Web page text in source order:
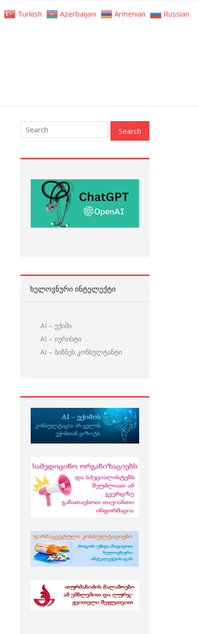
ᲮᲔᲚᲝᲕᲜᲣᲠᲘ ᲘᲜᲢᲔᲚᲔᲥᲢᲘ
AI – ექიმი
AI – იურისტი
AI – ბიზნეს კონსულტანტი
Turkish Azerbaijani Armenian Russian